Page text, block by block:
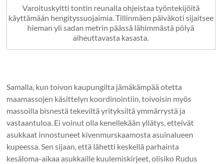
Varoituskyltti tontin reunalla ohjeistaa työntekijöitä
käyttämään hengityssuojaimia. Tillinmäen päiväkoti sijaitsee
hieman yli sadan metrin päässä lähimmästä pölyä
aiheuttavasta kasasta.
Samalla, kun toivon kaupungilta jämäkämpää otetta
maamassojen käsittelyn koordinointiin, toivoisin myös
massoilla bisnestä tekeviltä yrityksiltä ymmärrystä ja
vastaantuloa. Ei voinut olla kenellekään yllätys, etteivät
asukkaat innostuneet kivenmurskaamosta asuinalueen
kupeessa. Sen sijaan, että lähetti keskellä parhainta
kesäloma-aikaa asukkaille kuulemiskirjeet, olisiko Rudus